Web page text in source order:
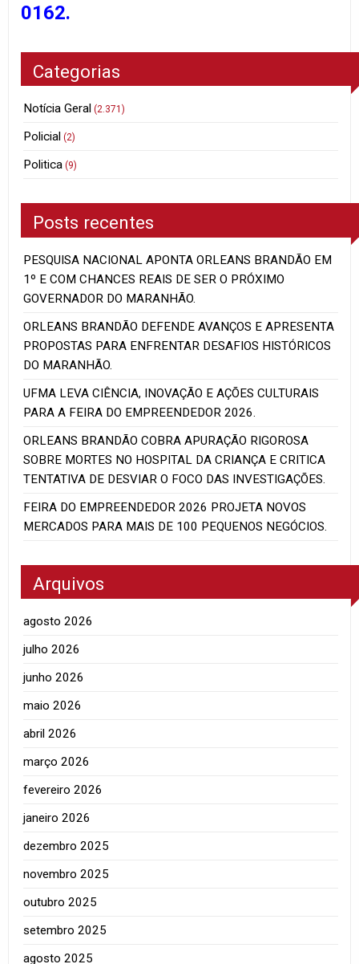
0162.
Categorias
Notícia Geral (2.371)
Policial (2)
Politica (9)
Posts recentes
PESQUISA NACIONAL APONTA ORLEANS BRANDÃO EM
1º E COM CHANCES REAIS DE SER O PRÓXIMO
GOVERNADOR DO MARANHÃO.
ORLEANS BRANDÃO DEFENDE AVANÇOS E APRESENTA
PROPOSTAS PARA ENFRENTAR DESAFIOS HISTÓRICOS
DO MARANHÃO.
UFMA LEVA CIÊNCIA, INOVAÇÃO E AÇÕES CULTURAIS
PARA A FEIRA DO EMPREENDEDOR 2026.
ORLEANS BRANDÃO COBRA APURAÇÃO RIGOROSA
SOBRE MORTES NO HOSPITAL DA CRIANÇA E CRITICA
TENTATIVA DE DESVIAR O FOCO DAS INVESTIGAÇÕES.
FEIRA DO EMPREENDEDOR 2026 PROJETA NOVOS
MERCADOS PARA MAIS DE 100 PEQUENOS NEGÓCIOS.
Arquivos
agosto 2026
julho 2026
junho 2026
maio 2026
abril 2026
março 2026
fevereiro 2026
janeiro 2026
dezembro 2025
novembro 2025
outubro 2025
setembro 2025
agosto 2025